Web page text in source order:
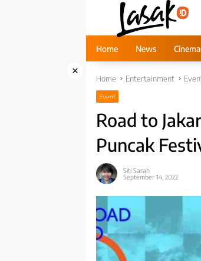
Home News Cinema
× Home Entertainment
Event
Road to
Puncak
Siti Sarah
September 14, 2022